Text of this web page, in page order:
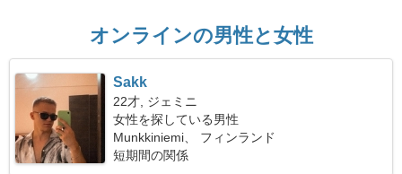
オンラインの男性と女性
Sakk
22才, ジェミニ
女性を探している男性
Munkkiniemi、 フィンランド
短期間の関係